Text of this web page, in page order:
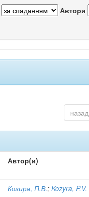
Автори
назад
Автор(и)
Козира, П.В.;Kozyra, P.V.